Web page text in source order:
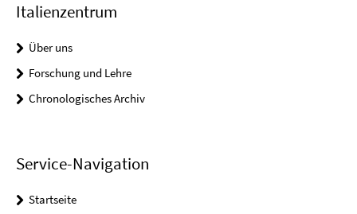
Italienzentrum
Über uns
Forschung und Lehre
Chronologisches Archiv
Service-Navigation
Startseite